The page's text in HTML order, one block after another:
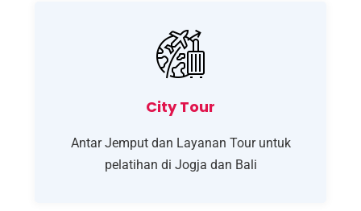
City Tour
Antar Jemput dan Layanan Tour untuk
pelatihan di Jogja dan Bali